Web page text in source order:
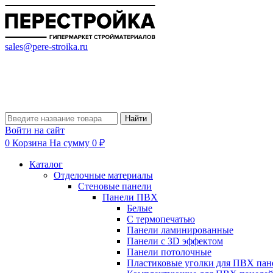
sales@pere-stroika.ru
Найти
Войти на сайт
0 Корзина На сумму 0 ₽
Каталог
Отделочные материалы
Стеновые панели
Панели ПВХ
Белые
С термопечатью
Панели ламинированные
Панели с 3D эффектом
Панели потолочные
Пластиковые уголки для ПВХ